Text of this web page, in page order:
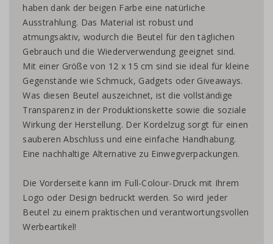
haben dank der beigen Farbe eine natürliche
Ausstrahlung. Das Material ist robust und
atmungsaktiv, wodurch die Beutel für den täglichen
Gebrauch und die Wiederverwendung geeignet sind.
Mit einer Größe von 12 x 15 cm sind sie ideal für kleine
Gegenstände wie Schmuck, Gadgets oder Giveaways.
Was diesen Beutel auszeichnet, ist die vollständige
Transparenz in der Produktionskette sowie die soziale
Wirkung der Herstellung. Der Kordelzug sorgt für einen
sauberen Abschluss und eine einfache Handhabung.
Eine nachhaltige Alternative zu Einwegverpackungen.
Die Vorderseite kann im Full-Colour-Druck mit Ihrem
Logo oder Design bedruckt werden. So wird jeder
Beutel zu einem praktischen und verantwortungsvollen
Werbeartikel!